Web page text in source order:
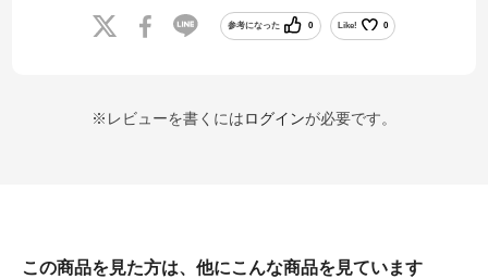
参考になった 0 Like! 0
※レビューを書くにはログインが必要です。
この商品を見た方は、他にこんな商品を見ています